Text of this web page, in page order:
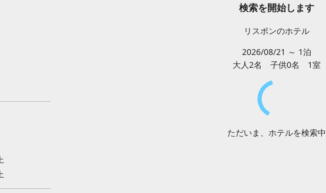
検索を開始します
リスボンのホテル
2026/08/21 ～ 1泊
大人2名 子供0名 1室
ただいま、ホテルを検索中